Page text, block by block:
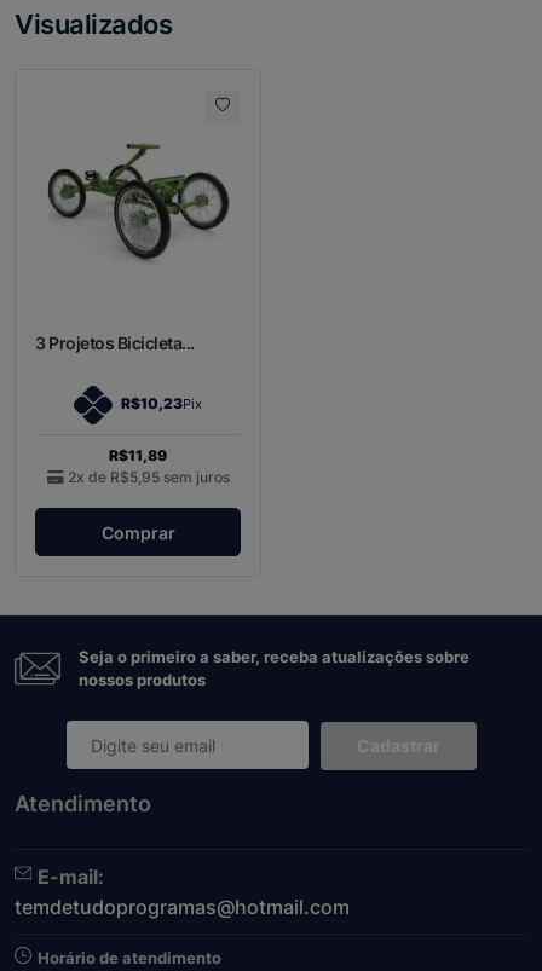
Visualizados
3 Projetos Bicicleta...
R$10,23Pix
R$11,89
2x de R$5,95 sem juros
Comprar
Seja o primeiro a saber, receba atualizações sobre
nossos produtos
Cadastrar
Atendimento
E-mail:
temdetudoprogramas@hotmail.com
Horário de atendimento